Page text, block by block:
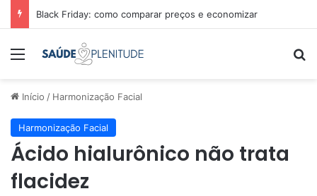
Black Friday: como comparar preços e economizar
Menu
Início / Harmonização Facial
Harmonização Facial
Ácido hialurônico não trata
flacidez